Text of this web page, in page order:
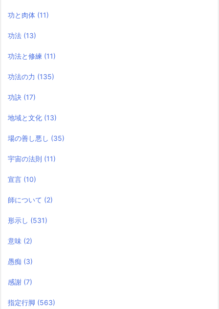
功と肉体 (11)
功法 (13)
功法と修練 (11)
功法の力 (135)
功訣 (17)
地域と文化 (13)
場の善し悪し (35)
宇宙の法則 (11)
宣言 (10)
師について (2)
形示し (531)
意味 (2)
愚痴 (3)
感謝 (7)
指定行脚 (563)